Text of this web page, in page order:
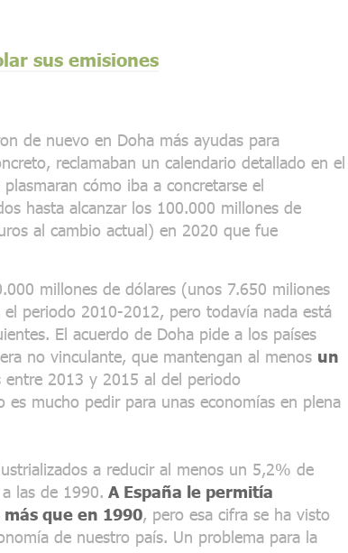
sus emisiones
de nuevo en Doha más ayudas para
reclamaban un calendario detallado en el
cómo iba a concretarse el
hasta alcanzar los 100.000 millones de
al cambio actual) en 2020 que fue
millones de dólares (unos 7.650 miliones
periodo 2010-2012, pero todavía nada está
El acuerdo de Doha pide a los países
no vinculante, que mantengan al menos un
entre 2013 y 2015 al del periodo
es mucho pedir para unas economías en plena
a reducir al menos un 5,2% de
las de 1990. A España le permitía
que en 1990, pero esa cifra se ha visto
de nuestro país. Un problema para la